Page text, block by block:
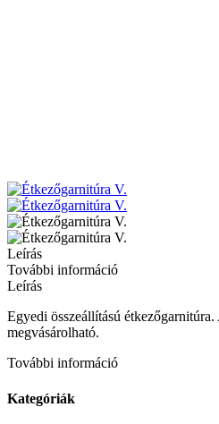
Leírás
További információ
Leírás
Egyedi összeállítású
megvásárolható.
További információ
Kategóriák